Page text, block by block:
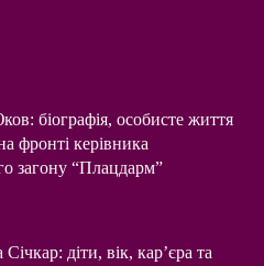
біографія, особисте життя
фронті керівника
загону “Плацдарм”
діти, вік, кар’єра та